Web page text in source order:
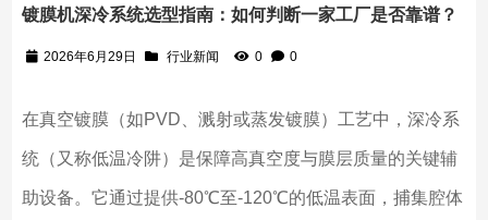
镀膜机深冷系统选型指南：如何判断一家工厂是否靠谱？
2026年6月29日 行业新闻 0 0
在真空镀膜（如PVD、溅射或蒸发镀膜）工艺中，深冷系
统（又称低温冷阱）是保障高真空度与膜层质量的关键辅
助设备。它通过提供-80℃至-120℃的低温表面，捕集腔体